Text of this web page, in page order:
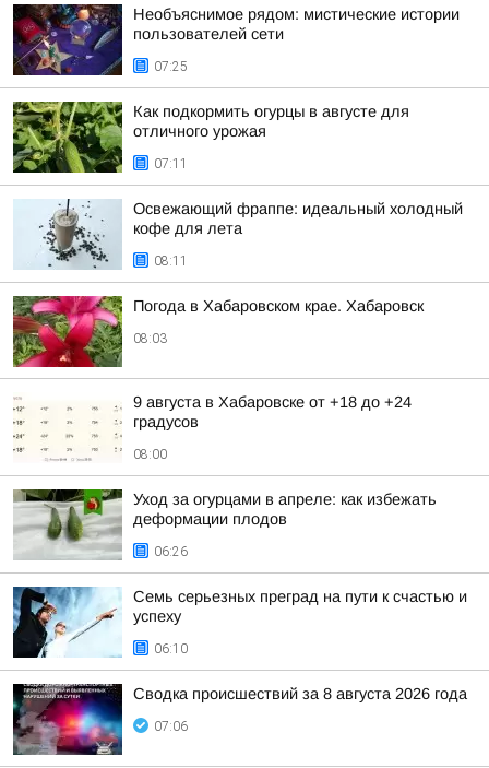
Необъяснимое рядом: мистические истории
пользователей сети
07:25
Как подкормить огурцы в августе для
отличного урожая
07:11
Освежающий фраппе: идеальный холодный
кофе для лета
08:11
Погода в Хабаровском крае. Хабаровск
08:03
9 августа в Хабаровске от +18 до +24
градусов
08:00
Уход за огурцами в апреле: как избежать
деформации плодов
06:26
Семь серьезных преград на пути к счастью и
успеху
06:10
Сводка происшествий за 8 августа 2026 года
07:06